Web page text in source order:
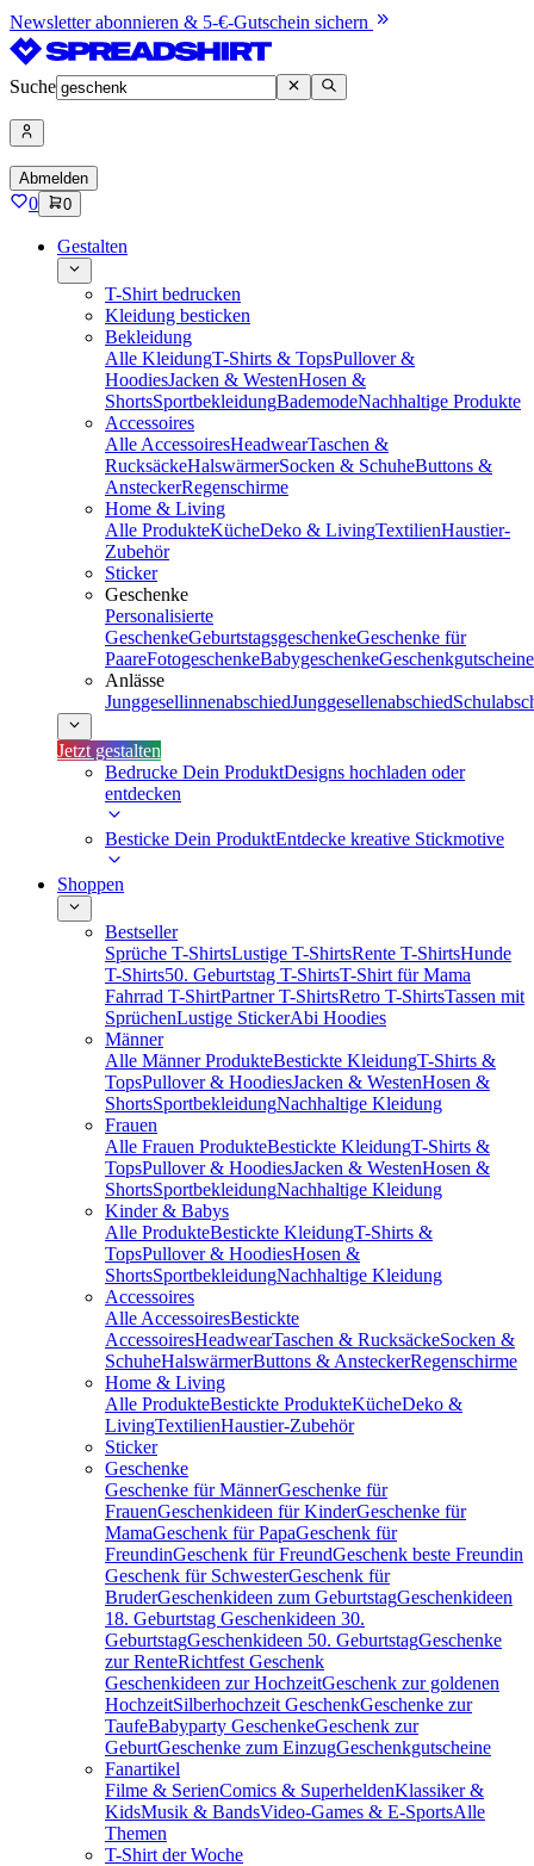
Newsletter abonnieren & 5-€-Gutschein sichern
Suche
Abmelden
0 0
Gestalten
T-Shirt bedrucken
Kleidung besticken
Bekleidung
Alle KleidungT-Shirts & TopsPullover &
HoodiesJacken & WestenHosen &
ShortsSportbekleidungBademodeNachhaltige Produkte
Accessoires
Alle AccessoiresHeadwearTaschen &
RucksäckeHalswärmerSocken & SchuheButtons &
AnsteckerRegenschirme
Home & Living
Alle ProdukteKücheDeko & LivingTextilienHaustier-
Zubehör
Sticker
Geschenke
Personalisierte
GeschenkeGeburtstagsgeschenkeGeschenke für
PaareFotogeschenkeBabygeschenkeGeschenkgutscheine
Anlässe
JunggesellinnenabschiedJunggesellenabschied
Jetzt gestalten
Bedrucke Dein ProduktDesigns hochladen oder
entdecken
Besticke Dein ProduktEntdecke kreative Stickmotive
Shoppen
Bestseller
Sprüche T-ShirtsLustige T-ShirtsRente T-ShirtsHunde
T-Shirts50. Geburtstag T-ShirtsT-Shirt für Mama
Fahrrad T-ShirtPartner T-ShirtsRetro T-ShirtsTassen mit
SprüchenLustige StickerAbi Hoodies
Männer
Alle Männer ProdukteBestickte KleidungT-Shirts &
TopsPullover & HoodiesJacken & WestenHosen &
ShortsSportbekleidungNachhaltige Kleidung
Frauen
Alle Frauen ProdukteBestickte KleidungT-Shirts &
TopsPullover & HoodiesJacken & WestenHosen &
ShortsSportbekleidungNachhaltige Kleidung
Kinder & Babys
Alle ProdukteBestickte KleidungT-Shirts &
TopsPullover & HoodiesHosen &
ShortsSportbekleidungNachhaltige Kleidung
Accessoires
Alle AccessoiresBestickte
AccessoiresHeadwearTaschen & RucksäckeSocken &
SchuheHalswärmerButtons & AnsteckerRegenschirme
Home & Living
Alle ProdukteBestickte ProdukteKücheDeko &
LivingTextilienHaustier-Zubehör
Sticker
Geschenke
Geschenke für MännerGeschenke für
FrauenGeschenkideen für KinderGeschenke für
MamaGeschenk für PapaGeschenk für
FreundinGeschenk für FreundGeschenk beste Freundin
Geschenk für SchwesterGeschenk für
BruderGeschenkideen zum GeburtstagGeschenkideen
18. Geburtstag Geschenkideen 30.
GeburtstagGeschenkideen 50. GeburtstagGeschenke
zur RenteRichtfest Geschenk
Geschenkideen zur HochzeitGeschenk zur goldenen
HochzeitSilberhochzeit GeschenkGeschenke zur
TaufeBabyparty GeschenkeGeschenk zur
GeburtGeschenke zum EinzugGeschenkgutscheine
Fanartikel
Filme & SerienComics & SuperheldenKlassiker &
KidsMusik & BandsVideo-Games & E-SportsAlle
Themen
T-Shirt der Woche